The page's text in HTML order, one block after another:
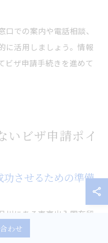
での案内や電話相談、
に活用しましょう。情報
ビザ申請手続きを進めて
いビザ申請ポイ
させるための準備
川にある東京出入国在留
いです。申請を成功させ
わせ